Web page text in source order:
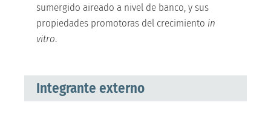
sumergido aireado a nivel de banco, y sus
propiedades promotoras del crecimiento in
vitro.
Integrante externo